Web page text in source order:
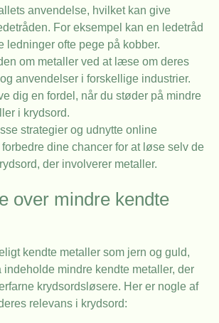
anvendelse, hvilket kan give
For eksempel kan en ledetråd
ledninger ofte pege på kobber.
om metaller ved at læse om deres
anvendelser i forskellige industrier.
dig en fordel, når du støder på mindre
i krydsord.
strategier og udnytte online
dine chancer for at løse selv de
der involverer metaller.
over mindre kendte
kendte metaller som jern og guld,
indeholde mindre kendte metaller, der
krydsordsløsere. Her er nogle af
relevans i krydsord: